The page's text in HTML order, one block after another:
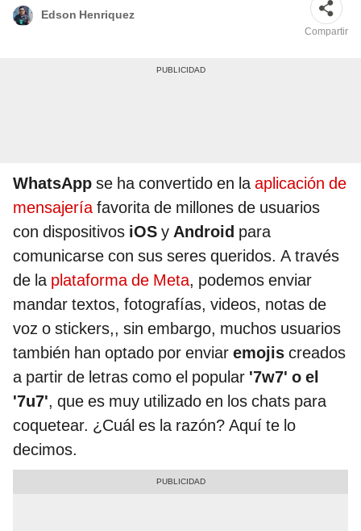
Edson Henriquez
Compartir
WhatsApp se ha convertido en laaplicación de
mensajeríafavorita de millones de usuarios
con dispositivos iOS y Android para
comunicarse con sus seres queridos. A través
de la plataforma de Meta, podemos enviar
mandar textos, fotografías, videos, notas de
voz o stickers,, sin embargo, muchos usuarios
también han optado por enviar emojis creados
a partir de letras como el popular '7w7' o el
'7u7', que es muy utilizado en los chats para
coquetear. ¿Cuál es la razón? Aquí te lo
decimos.